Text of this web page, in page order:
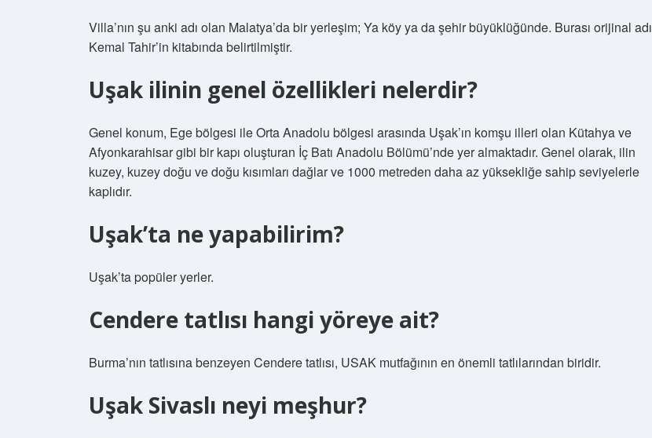
Villa’nın şu anki adı olan Malatya’da bir yerleşim; Ya köy ya da şehir büyüklüğünde. Burası orijinal adı
Kemal Tahir’in kitabında belirtilmiştir.
Uşak ilinin genel özellikleri nelerdir?
Genel konum, Ege bölgesi ile Orta Anadolu bölgesi arasında Uşak’ın komşu illeri olan Kütahya ve
Afyonkarahisar gibi bir kapı oluşturan İç Batı Anadolu Bölümü’nde yer almaktadır. Genel olarak, ilin
kuzey, kuzey doğu ve doğu kısımları dağlar ve 1000 metreden daha az yüksekliğe sahip seviyelerle
kaplıdır.
Uşak’ta ne yapabilirim?
Uşak’ta popüler yerler.
Cendere tatlısı hangi yöreye ait?
Burma’nın tatlısına benzeyen Cendere tatlısı, USAK mutfağının en önemli tatlılarından biridir.
Uşak Sivaslı neyi meşhur?